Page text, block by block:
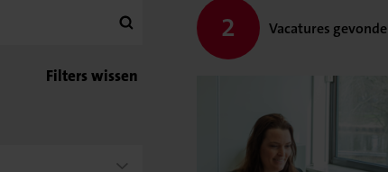
Filters wissen
2 Vacatures